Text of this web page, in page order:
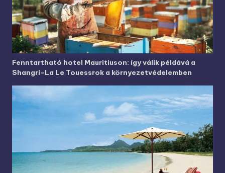
Fenntartható hotel Mauritiuson: így válik példává a
Shangri-La Le Touessrok a környezetvédelemben